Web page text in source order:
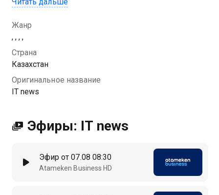
Жанр
, , , ,
Страна
Казахстан
Оригинальное название
IT news
Эфиры: IT news
Эфир от 07.08 08:30
Atameken Business HD